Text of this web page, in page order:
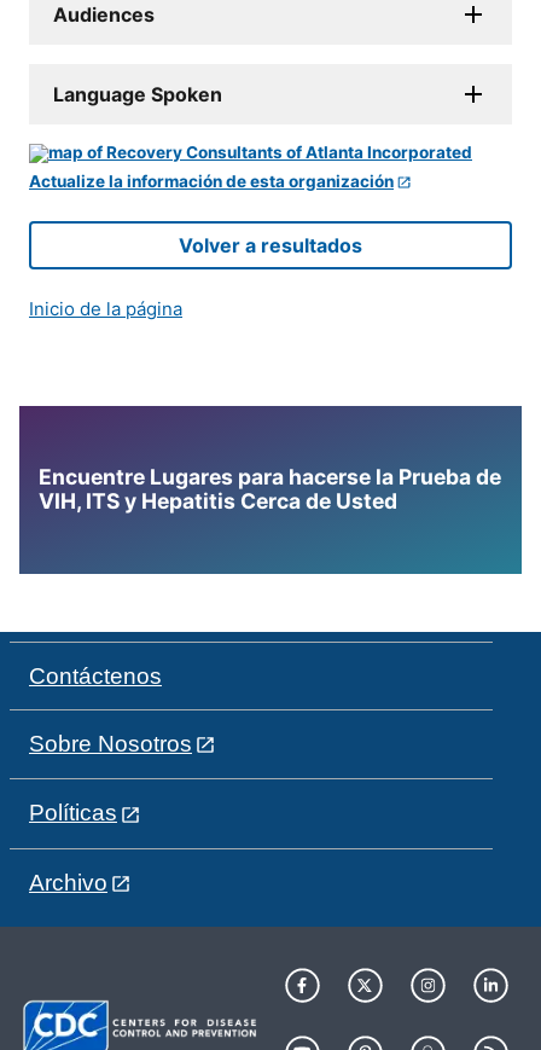
Audiences
Language Spoken
Actualize la información de esta organización
Volver a resultados
Inicio de la página
Encuentre Lugares para hacerse la Prueba de
VIH, ITS y Hepatitis Cerca de Usted
Contáctenos
Sobre Nosotros
Políticas
Archivo